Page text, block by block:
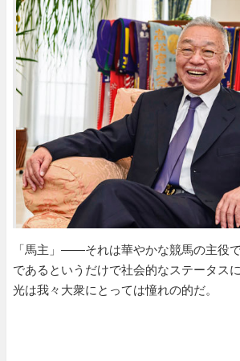
「馬主」――それは華やかな競馬の主役
であるというだけで社会的なステータス
光は我々大衆にとっては憧れの的だ。